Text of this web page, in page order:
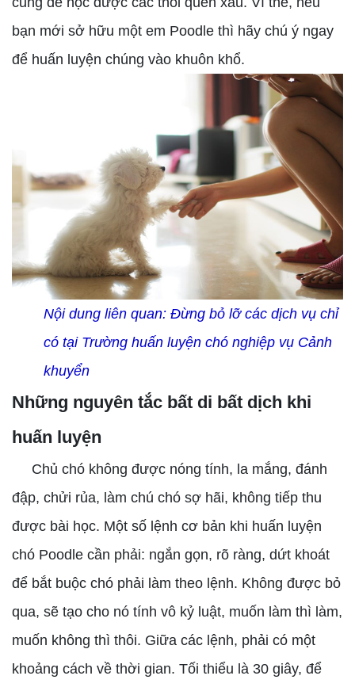
bạn mới sở hữu một em Poodle thì hãy chú ý ngay
để huấn luyện chúng vào khuôn khổ.
Nội dung liên quan: Đừng bỏ lỡ các dịch vụ chỉ
có tại Trường huấn luyện chó nghiệp vụ Cảnh
khuyển
Những nguyên tắc bất di bất dịch khi
huấn luyện
Chủ chó không được nóng tính, la mắng, đánh
đập, chửi rủa, làm chú chó sợ hãi, không tiếp thu
được bài học. Một số lệnh cơ bản khi huấn luyện
chó Poodle cần phải: ngắn gọn, rõ ràng, dứt khoát
để bắt buộc chó phải làm theo lệnh. Không được bỏ
qua, sẽ tạo cho nó tính vô kỷ luật, muốn làm thì làm,
muốn không thì thôi. Giữa các lệnh, phải có một
khoảng cách về thời gian. Tối thiểu là 30 giây, để